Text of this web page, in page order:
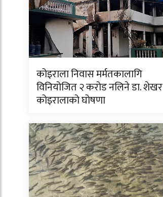
कोइराला निवास मर्मतकालागि
विनियोजित २ करोड नलिने डा. शेखर
कोइरालाको घोषणा